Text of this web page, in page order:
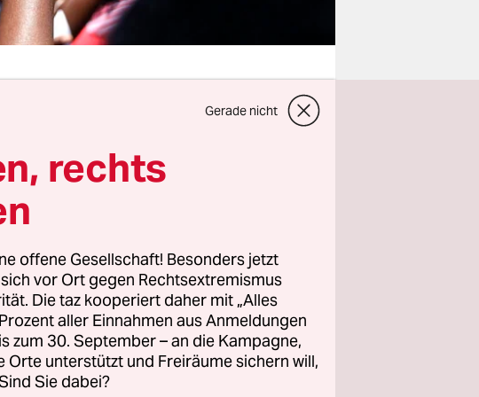
in Burundi
Länder der Welt
führt. Aber dass
Hauptstadt
den Aufstand
an
und eine
von Bujumbura
ihnen jetzt die
Gerade nicht
rechts
offene Gesellschaft! Besonders jetzt
vor Ort gegen Rechtsextremismus
Die taz kooperiert daher mit „Alles
aller Einnahmen aus Anmeldungen
zum 30. September – an die Kampagne,
Orte unterstützt und Freiräume sichern will,
Sie dabei?